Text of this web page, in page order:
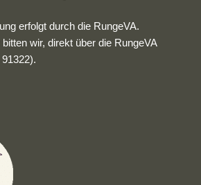
erfolgt durch die RungeVA.
wir, direkt über die RungeVA